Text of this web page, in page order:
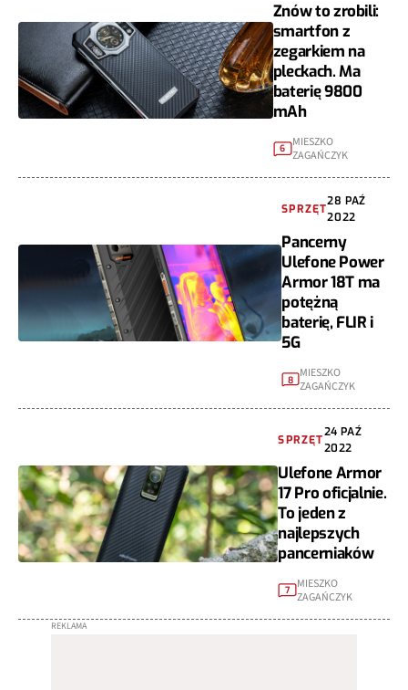
Znów to zrobili:
smartfon z
zegarkiem na
pleckach. Ma
baterię 9800
mAh
6
MIESZKO
ZAGAŃCZYK
SPRZĘT
28 PAŹ
2022
Pancerny
Ulefone Power
Armor 18T ma
potężną
baterię, FLIR i
5G
8
MIESZKO
ZAGAŃCZYK
SPRZĘT
24 PAŹ
2022
Ulefone Armor
17 Pro oficjalnie.
To jeden z
najlepszych
pancerniaków
7
MIESZKO
ZAGAŃCZYK